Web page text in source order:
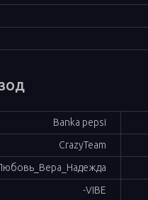
Banka pepsi
CrazyTeam
-VIBE